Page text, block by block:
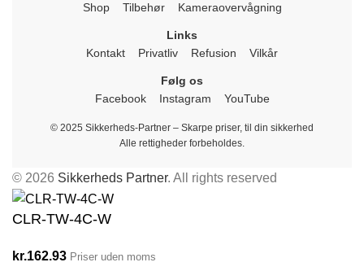
Shop
Tilbehør Kameraovervågning
Links
Kontakt
Privatliv Refusion Vilkår
Følg os
Facebook
Instagram YouTube
© 2025 Sikkerheds-Partner – Skarpe priser, til din sikkerhed
Alle rettigheder forbeholdes.
© 2026 Sikkerheds Partner. All rights reserved
CLR-TW-4C-W
kr.162.93 Priser uden moms